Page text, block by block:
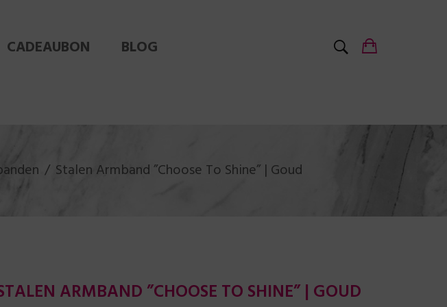
CADEAUBON
BLOG
Stalen Armband ”Choose To Shine” | Goud
ARMBAND ”CHOOSE TO SHINE” | GOUD